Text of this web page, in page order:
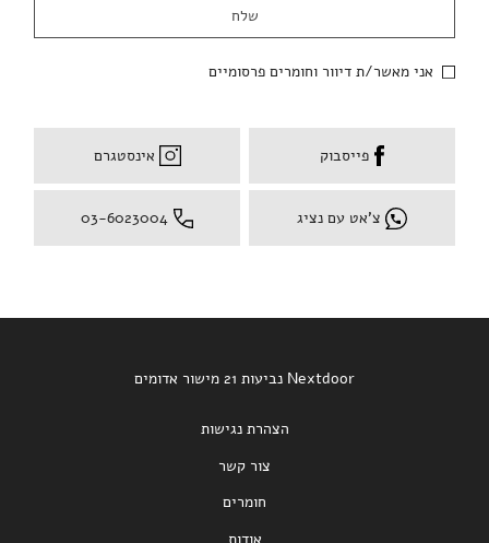
אני מאשר/ת דיוור וחומרים פרסומיים
פייסבוק אינסטגרם
צ'אט עם נציג 03-6023004
Nextdoor נביעות 21 מישור אדומים
הצהרת נגישות
צור קשר
חומרים